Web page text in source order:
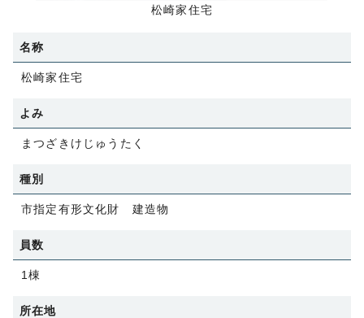
松崎家住宅
名称
松崎家住宅
よみ
まつざきけじゅうたく
種別
市指定有形文化財 建造物
員数
1棟
所在地